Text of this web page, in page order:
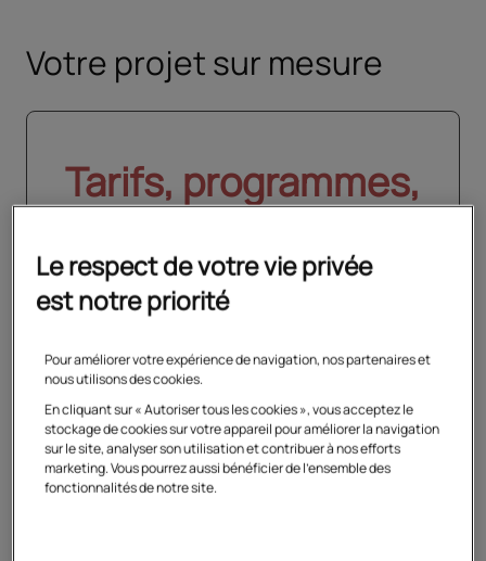
Votre projet sur mesure
Tarifs, programmes,
Créez votre compte et
adaptées à votre profil
Créer un compte
Le respect de votre vie privée
est notre priorité
Pour améliorer votre expérience de navigation, nos partenaires et
nous utilisons des cookies.
En cliquant sur « Autoriser tous les cookies », vous acceptez le
stockage de cookies sur votre appareil pour améliorer la navigation
sur le site, analyser son utilisation et contribuer à nos efforts
marketing. Vous pourrez aussi bénéficier de l'ensemble des
fonctionnalités de notre site.